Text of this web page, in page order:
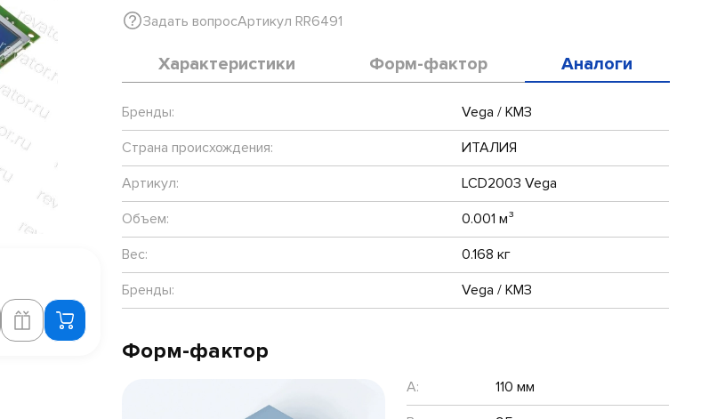
Задать вопросАртикул RR6491
Характеристики Форм-фактор Аналоги
Бренды:
Vega / КМЗ
Страна происхождения:
ИТАЛИЯ
Артикул:
LCD2003 Vega
Объем:
0.001 м³
Вес:
0.168 кг
Бренды:
Vega / КМЗ
Форм-фактор
A:
110 мм